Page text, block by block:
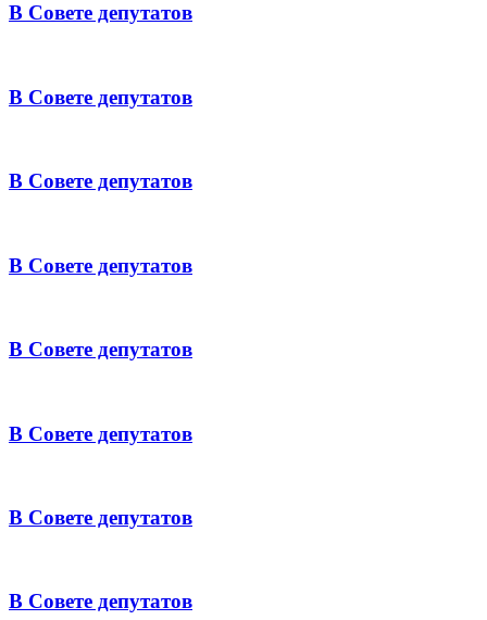
В Совете депутатов
В Совете депутатов
В Совете депутатов
В Совете депутатов
В Совете депутатов
В Совете депутатов
В Совете депутатов
В Совете депутатов